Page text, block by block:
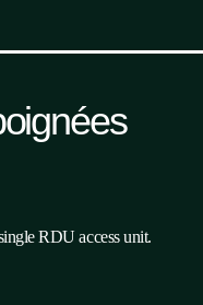
RDU access unit.